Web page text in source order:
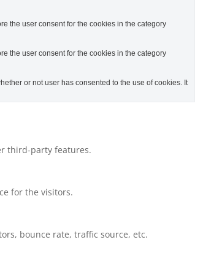
the user consent for the cookies in the category
the user consent for the cookies in the category
or not user has consented to the use of cookies. It
third-party features.
for the visitors.
bounce rate, traffic source, etc.